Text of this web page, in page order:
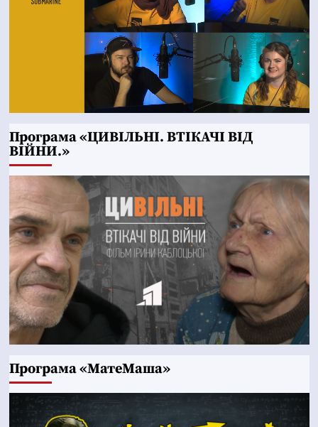
Програма «ЦИВІЛЬНІ. ВТІКАЧІ ВІД
ВІЙНИ.»
Програма «МатеМаша»